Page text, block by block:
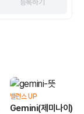
등록하기
밸런스 UP
Gemini(제미나이) 사